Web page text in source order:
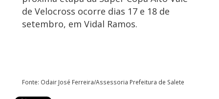
de Velocross ocorre dias 17 e 18 de
setembro, em Vidal Ramos.
Fonte: Odair José Ferreira/Assessoria Prefeitura de Salete